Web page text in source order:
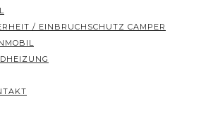
/ EINBRUCHSCHUTZ CAMPER